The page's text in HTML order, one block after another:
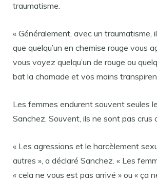
traumatisme.
« Généralement, avec un traumatisme,
que quelqu’un en chemise rouge vous
vous voyez quelqu’un de rouge ou
bat la chamade et vos mains
Les femmes endurent souvent seules
Sanchez. Souvent, ils ne sont pas crus
« Les agressions et le harcèlement
autres », a déclaré Sanchez. « Les
« cela ne vous est pas arrivé » ou « ça